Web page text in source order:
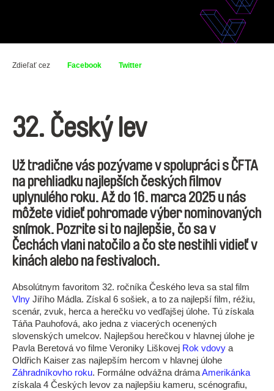
Zdieľať cez Facebook Twitter
32. Český lev
Už tradične vás pozývame v spolupráci s ČFTA
na prehliadku najlepších českých filmov
uplynulého roku. Až do 16. marca 2025 u nás
môžete vidieť pohromade výber nominovaných
snímok. Pozrite si to najlepšie, čo sa v
Čechách vlani natočilo a čo ste nestihli vidieť v
kinách alebo na festivaloch.
Absolútnym favoritom 32. ročníka Českého leva sa stal film
Vlny Jiřího Mádla. Získal 6 sošiek, a to za najlepší film, réžiu,
scenár, zvuk, herca a herečku vo vedľajšej úlohe. Tú získala
Táňa Pauhofová, ako jedna z viacerých ocenených
slovenských umelcov. Najlepšou herečkou v hlavnej úlohe je
Pavla Beretová vo filme Veroniky Liškovej Rok vdovy a
Oldřich Kaiser zas najlepším hercom v hlavnej úlohe
Záhradníkovho roku. Formálne odvážna drámaAmerikánka
získala 4 Českých levov za najlepšiu kameru, scénografiu,